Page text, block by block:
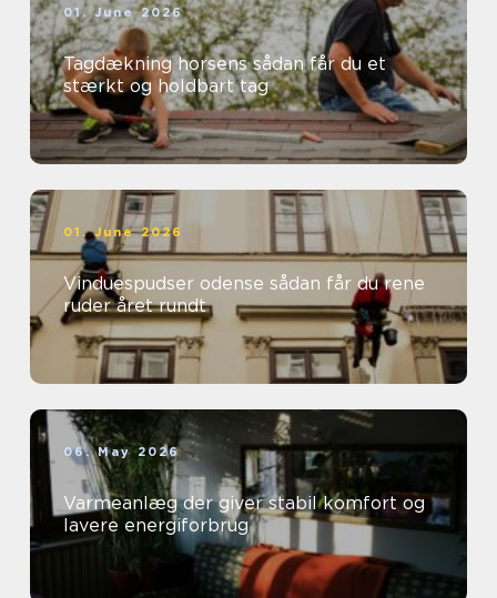
01. June 2026
Tagdækning horsens sådan får du et
stærkt og holdbart tag
01. June 2026
Vinduespudser odense sådan får du rene
ruder året rundt
06. May 2026
Varmeanlæg der giver stabil komfort og
lavere energiforbrug